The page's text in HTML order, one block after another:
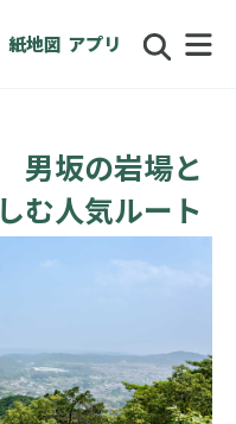
紙地図 アプリ
男坂の岩場と
む人気ルート